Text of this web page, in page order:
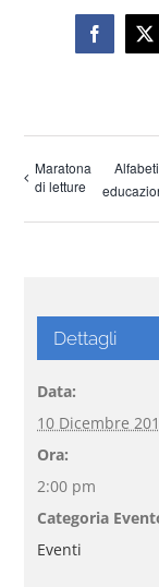
Facebook
X
Maratona
di letture
Dettagli
Data:
10 Dicembre
Ora:
2:00 pm
Categoria
Eventi